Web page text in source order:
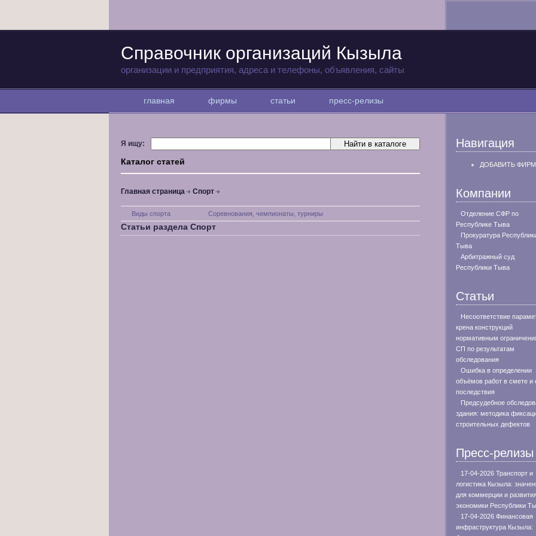
Справочник организаций Кызыла
организации и предприятия, адреса и телефоны, объявления, сайты
главная фирмы статьи пресс-релизы
Я ищу:
Каталог статей
Главная страница Спорт
Виды спорта Соревнования, чемпионаты, турниры
Статьи раздела Спорт
Навигация
ДОБАВИТЬ
Компании
Отделение СФР по
Республике Тыва
Прокуратура
Тыва
Арбитражный суд
Республики Тыва
Статьи
Несоответствие
крена конструкций
нормативным
СП по результатам
обследования
Ошибка в определении
объёмов работ в смете и
последствия
Предсудебное
здания: методика
строительных дефектов
Пресс-релизы
17-04-2026 Транспорт и
логистика Кызыла:
для коммерции и
экономики Республики
17-04-2026 Финансовая
инфраструктура Кызыла: